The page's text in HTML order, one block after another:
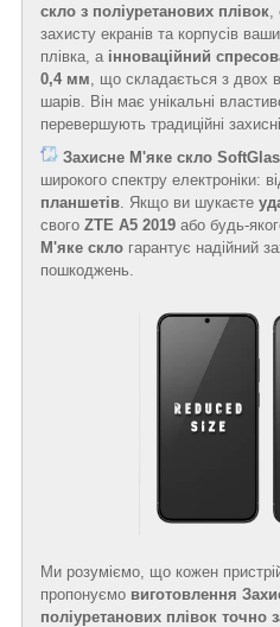
скло з поліуретанових плівок
захисту екранів та корпусів
плівка, а інноваційний
0,4 мм , що складається з двох
шарів. Він має унікальні
перевершують традиційні
Захисне М'яке скло
широкого спектру електроніки:
планшетів . Якщо ви шукаєте
свого ZTE A5 2019 або будь-
М'яке скло гарантує надійний
пошкоджень.
Ми розуміємо, що кожен
пропонуємо виготовлення
поліуретанових плівок точно